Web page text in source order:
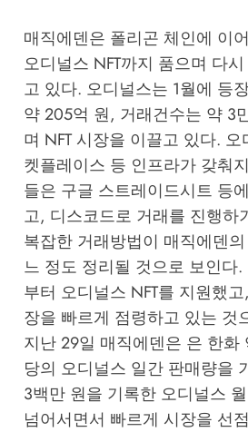
매직에덴은 폴리곤 체인에 이
오디널스 NFT까지 품으며 다
고 있다. 오디널스는 1월에 등
약 205억 원, 거래건수는 약 3
며 NFT 시장을 이끌고 있다.
켓플레이스 등 인프라가 갖춰
들은 구글 스트레이드시트 등
고, 디스코드로 거래를 진행하
복잡한 거래방법이 매직에덴
느 정도 정리될 것으로 보인다
부터 오디널스 NFT를 지원했
장을 빠르게 점령하고 있는 것
지난 29일 매직에덴은 은 한화
당의 오디널스 일간 판매량을
3백만 원을 기록한 오디널스
넘어서면서 빠르게 시장을 선